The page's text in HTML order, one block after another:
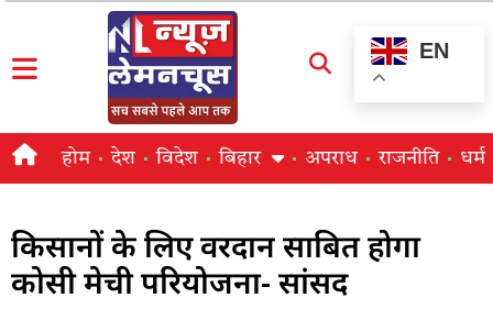
EN
होम देश विदेश बिहार अपराध राजनीति धर्म
किसानों के लिए वरदान साबित होगा
कोसी मेची परियोजना- सांसद